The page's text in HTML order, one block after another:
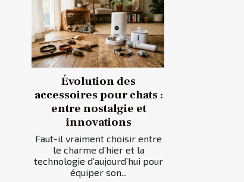
Évolution des
accessoires pour chats :
entre nostalgie et
innovations
Faut-il vraiment choisir entre
le charme d’hier et la
technologie d’aujourd’hui pour
équiper son...